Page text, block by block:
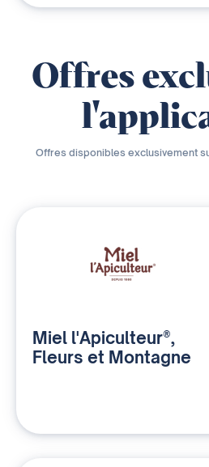
Offres
Offres disponibles exclusivement
Miel l'Apiculteur®,
Fleurs et Montagne